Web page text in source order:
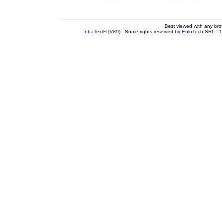
Best viewed with any
IntraText®(V89) - Some rights reserved by EuloTech SRL -